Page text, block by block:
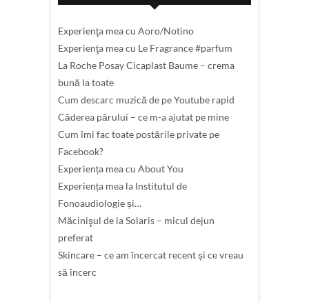
Experienţa mea cu Aoro/Notino
Experienţa mea cu Le Fragrance #parfum
La Roche Posay Cicaplast Baume – crema
bună la toate
Cum descarc muzică de pe Youtube rapid
Căderea părului – ce m-a ajutat pe mine
Cum îmi fac toate postările private pe
Facebook?
Experiența mea cu About You
Experiența mea la Institutul de
Fonoaudiologie și…
Măcinişul de la Solaris – micul dejun
preferat
Skincare – ce am încercat recent și ce vreau
să încerc